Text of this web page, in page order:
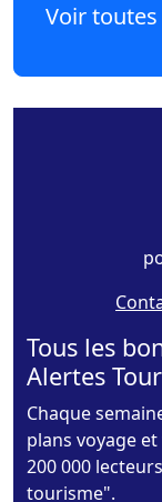
Voir
Tous les
Alertes
Chaque
plans voyage
200 000
tourisme".